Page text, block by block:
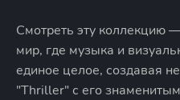
Смотреть эту коллекцию
мир, где музыка и
единое целое, создавая
"Thriller" с его